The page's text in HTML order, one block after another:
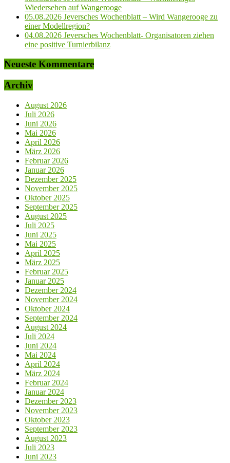
Wiedersehen auf Wangerooge
05.08.2026 Jeversches Wochenblatt – Wird Wangerooge zu
einer Modellregion?
04.08.2026 Jeversches Wochenblatt- Organisatoren ziehen
eine positive Turnierbilanz
Neueste Kommentare
Archiv
August 2026
Juli 2026
Juni 2026
Mai 2026
April 2026
März 2026
Februar 2026
Januar 2026
Dezember 2025
November 2025
Oktober 2025
September 2025
August 2025
Juli 2025
Juni 2025
Mai 2025
April 2025
März 2025
Februar 2025
Januar 2025
Dezember 2024
November 2024
Oktober 2024
September 2024
August 2024
Juli 2024
Juni 2024
Mai 2024
April 2024
März 2024
Februar 2024
Januar 2024
Dezember 2023
November 2023
Oktober 2023
September 2023
August 2023
Juli 2023
Juni 2023